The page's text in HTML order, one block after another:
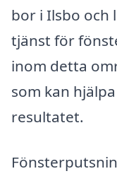
bor i Ilsbo och
tjänst för
inom detta
som kan
resultatet.